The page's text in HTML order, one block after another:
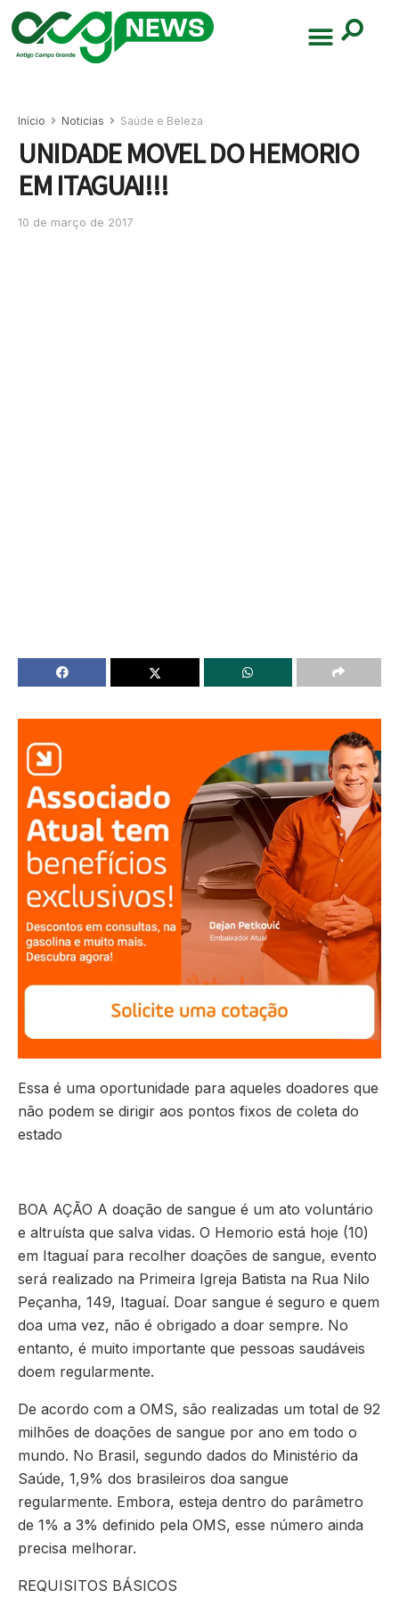
Início Noticias Saúde e Beleza
UNIDADE MOVEL DO HEMORIO
EM ITAGUAI!!!
10 de março de 2017
Essa é uma oportunidade para aqueles doadores que
não podem se dirigir aos pontos fixos de coleta do
estado
BOA AÇÃO A doação de sangue é um ato voluntário
e altruísta que salva vidas. O Hemorio está hoje (10)
em Itaguaí para recolher doações de sangue, evento
será realizado na Primeira Igreja Batista na Rua Nilo
Peçanha, 149, Itaguaí. Doar sangue é seguro e quem
doa uma vez, não é obrigado a doar sempre. No
entanto, é muito importante que pessoas saudáveis
doem regularmente.
De acordo com a OMS, são realizadas um total de 92
milhões de doações de sangue por ano em todo o
mundo. No Brasil, segundo dados do Ministério da
Saúde, 1,9% dos brasileiros doa sangue
regularmente. Embora, esteja dentro do parâmetro
de 1% a 3% definido pela OMS, esse número ainda
precisa melhorar.
REQUISITOS BÁSICOS